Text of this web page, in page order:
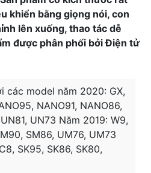
khiển bằng giọng nói, con
lên xuống, thao tác dễ
được phân phối bởi Điện tử
các model năm 2020: GX,
NANO91, NANO86,
UN73 Năm 2019: W9,
SM86, UM76, UM73
SK95, SK86, SK80,